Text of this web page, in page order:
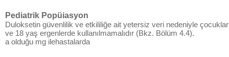
Pediatrik Popüiasyon
Duloksetin güvenlilik ve etkililiğe ait yetersiz veri nedeniyle çocuklar
ve 18 yaş ergenlerde kullanılmamalıdır (Bkz. Bölüm 4.4).
a olduğu mg ilehastalarda